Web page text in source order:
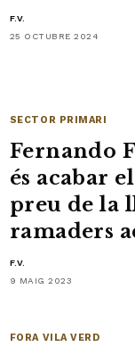
F.V.
25 OCTUBRE 2024
SECTOR PRIMARI
Fernando
és acabar
preu de la
ramaders
F.V.
9 MAIG 2023
FORA VILA VERD